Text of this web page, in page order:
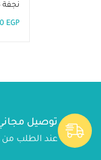
نجفة 3 لمبة زهبى- C 221
EGP
توصيل
عند الطلب من 8000 جنية